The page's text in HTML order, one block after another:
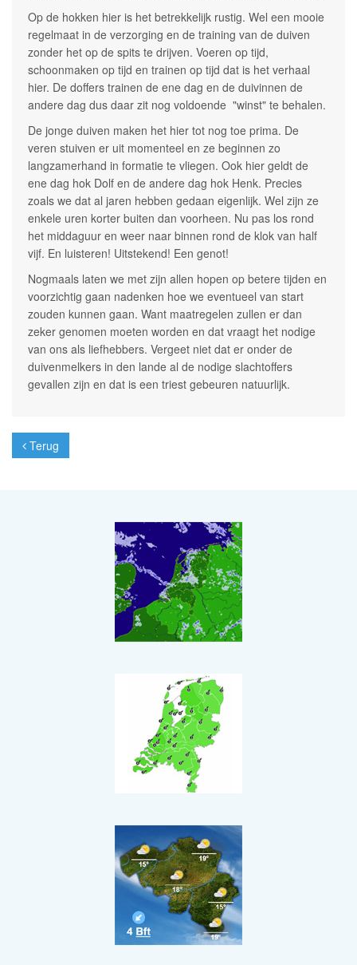
Op de hokken hier is het betrekkelijk rustig. Wel een mooie
regelmaat in de verzorging en de training van de duiven
zonder het op de spits te drijven. Voeren op tijd,
schoonmaken op tijd en trainen op tijd dat is het verhaal
hier. De doffers trainen de ene dag en de duivinnen de
andere dag dus daar zit nog voldoende "winst" te behalen.
De jonge duiven maken het hier tot nog toe prima. De
veren stuiven er uit momenteel en ze beginnen zo
langzamerhand in formatie te vliegen. Ook hier geldt de
ene dag hok Dolf en de andere dag hok Henk. Precies
zoals we dat al jaren hebben gedaan eigenlijk. Wel zijn ze
enkele uren korter buiten dan voorheen. Nu pas los rond
het middaguur en weer naar binnen rond de klok van half
vijf. En luisteren! Uitstekend! Een genot!
Nogmaals laten we met zijn allen hopen op betere tijden en
voorzichtig gaan nadenken hoe we eventueel van start
zouden kunnen gaan. Want maatregelen zullen er dan
zeker genomen moeten worden en dat vraagt het nodige
van ons als liefhebbers. Vergeet niet dat er onder de
duivenmelkers in den lande al de nodige slachtoffers
gevallen zijn en dat is een triest gebeuren natuurlijk.
Terug